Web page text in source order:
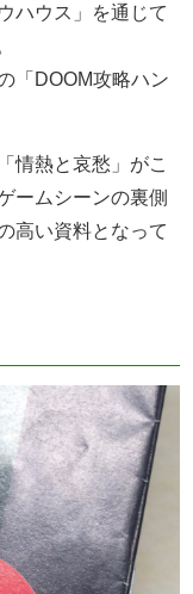
ハウス」を通じて
「DOOM攻略ハン
情熱と哀愁」がこ
ームシーンの裏側
高い資料となって